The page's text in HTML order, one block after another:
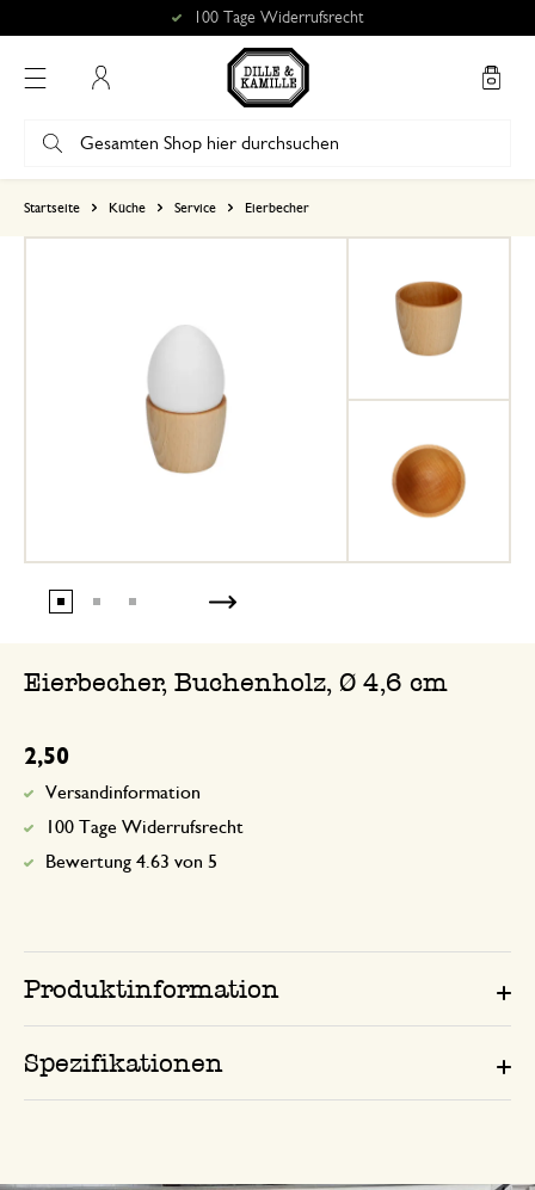
100 Tage Widerrufsrecht
Startseite Küche Service Eierbecher
Eierbecher, Buchenholz, Ø 4,6 cm
2,50
Versandinformation
100 Tage Widerrufsrecht
Bewertung 4.63 von 5
Produktinformation
Spezifikationen